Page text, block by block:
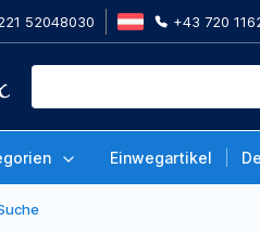
52048030 +43 720
Einwegartikel
Von Medentika